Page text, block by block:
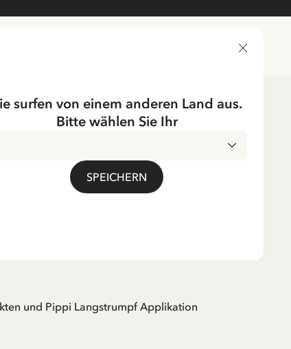
Langstrumpf -
und Pippi Langstrumpf Applikation
surfen von einem anderen Land aus.
Bitte wählen Sie Ihr
SPEICHERN